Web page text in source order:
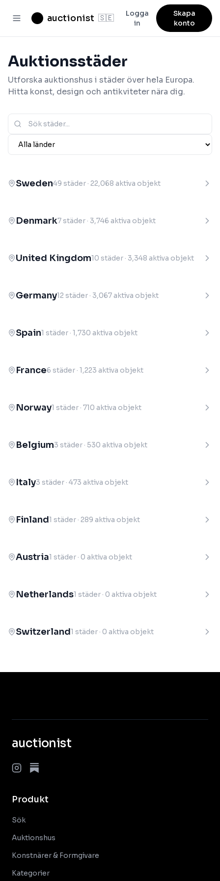
auctionist 🇸🇪
Logga
in
Skapa
konto
Auktionsstäder
Utforska auktionshus i städer över hela Europa.
Hitta konst, design och antikviteter nära dig.
Sweden49 städer· 22,068 aktiva objekt
Denmark7 städer· 3,746 aktiva objekt
United Kingdom10 städer· 3,348 aktiva objekt
Germany12 städer· 3,067aktiva objekt
Spain1 städer· 1,730 aktiva objekt
France6 städer· 1,223 aktiva objekt
Norway1 städer· 710 aktiva objekt
Belgium3 städer· 530 aktiva objekt
Italy3 städer· 473 aktiva objekt
Finland1 städer· 289 aktiva objekt
Austria1 städer· 0 aktiva objekt
Netherlands1 städer· 0 aktiva objekt
Switzerland1 städer· 0 aktiva objekt
auctionist
Produkt
Sök
Auktionshus
Konstnärer & Formgivare
Kategorier